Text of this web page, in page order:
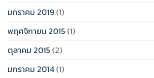
มกราคม 2019 (1)
พฤศจิกายน 2015 (1)
ตุลาคม 2015 (2)
มกราคม 2014 (1)